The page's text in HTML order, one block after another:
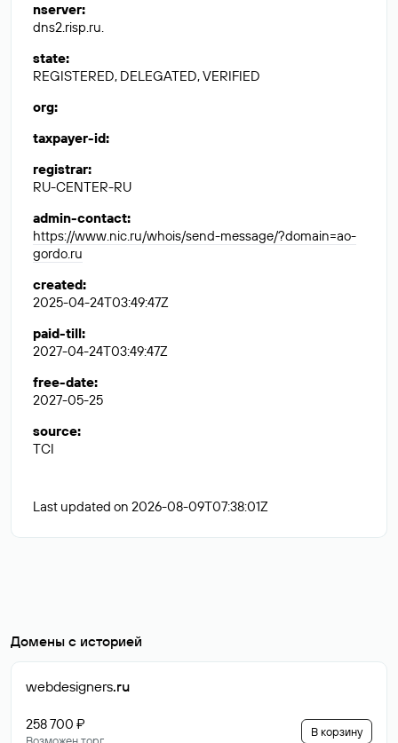
nserver:
dns2.risp.ru.
state:
REGISTERED, DELEGATED, VERIFIED
org:
taxpayer-id:
registrar:
RU-CENTER-RU
admin-contact:
https://www.nic.ru/whois/send-message/?domain=ao-
gordo.ru
created:
2025-04-24T03:49:47Z
paid-till:
2027-04-24T03:49:47Z
free-date:
2027-05-25
source:
TCI
Last updated on 2026-08-09T07:38:01Z
Домены с историей
webdesigners.ru
258 700 ₽ В корзину